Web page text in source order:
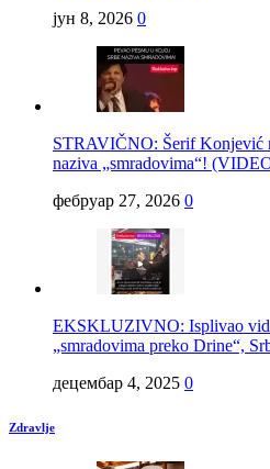
јун 8, 2026 0
STRAVIČNO: Šerif Konjević
naziva „smradovima“!
фебруар 27, 2026 0
EKSKLUZIVNO: Isplivao
„smradovima preko Drine“,
децембар 4, 2025 0
Zdravlje